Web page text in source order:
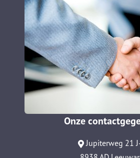
Onze
Jupiterweg 21